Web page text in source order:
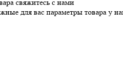
свяжитесь с нами
для вас параметры товара у